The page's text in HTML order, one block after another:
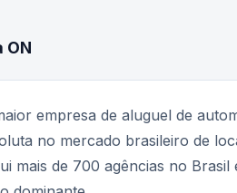
ON
empresa de aluguel de
no mercado brasileiro de
mais de 700 agências no